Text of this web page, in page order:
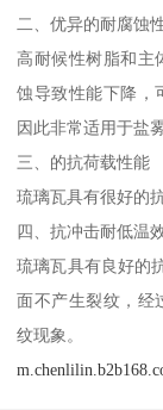
二、优异的耐腐蚀
高耐候性树脂和主
蚀导致性能下降，
因此非常适用于盐
三、的抗荷载性能
琉璃瓦具有很好的
四、抗冲击耐低温
琉璃瓦具有良好的
面不产生裂纹，经
纹现象。